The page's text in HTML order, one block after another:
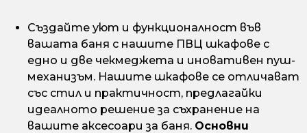
Създайте уют и функционалност във
вашата баня с нашите ПВЦ шкафове с
едно и две чекмеджета и иновативен пуш-
механизъм. Нашите шкафове се отличават
със стил и практичност, предлагайки
идеалното решение за съхранение на
вашите аксесоари за баня. Основни